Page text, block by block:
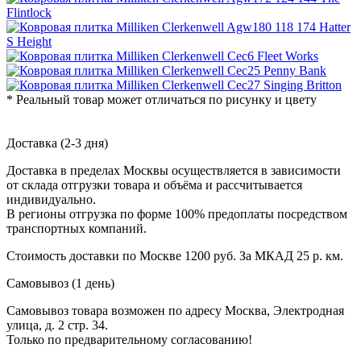
* Реальный товар может отличаться по рисунку и цвету
Доставка (2-3 дня)
Доставка в пределах Москвы осуществляется в зависимости
от склада отгрузки товара и объёма и рассчитывается
индивидуально.
В регионы отгрузка по форме 100% предоплаты посредством
транспортных компаний.
Стоимость доставки по Москве 1200 руб. За МКАД 25 р. км.
Самовывоз (1 день)
Самовывоз товара возможен по адресу Москва, Электродная
улица, д. 2 стр. 34.
Только по предварительному согласованию!